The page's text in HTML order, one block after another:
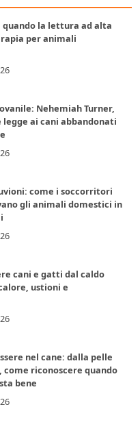
quando la lettura ad alta
per animali
Nehemiah Turner,
legge ai cani abbandonati
come i soccorritori
gli animali domestici in
cani e gatti dal caldo
ustioni e
nel cane: dalla pelle
come riconoscere quando
bene